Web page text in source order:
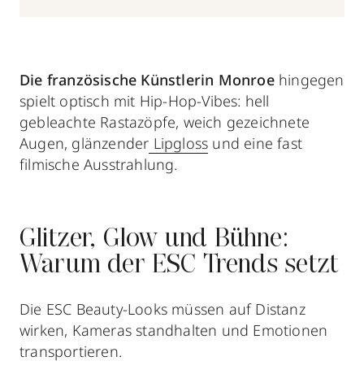
Die französische Künstlerin Monroe hingegen
spielt optisch mit Hip-Hop-Vibes: hell
gebleachte Rastazöpfe, weich gezeichnete
Augen, glänzender Lipgloss und eine fast
filmische Ausstrahlung.
Glitzer, Glow und Bühne:
Warum der ESC Trends setzt
Die ESC Beauty-Looks müssen auf Distanz
wirken, Kameras standhalten und Emotionen
transportieren.